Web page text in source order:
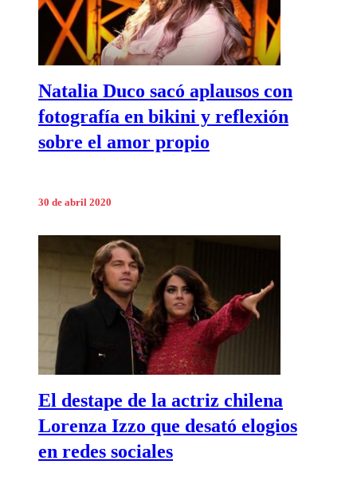
Natalia Duco sacó aplausos con
fotografía en bikini y reflexión
sobre el amor propio
30 de abril 2020
El destape de la actriz chilena
Lorenza Izzo que desató elogios
en redes sociales